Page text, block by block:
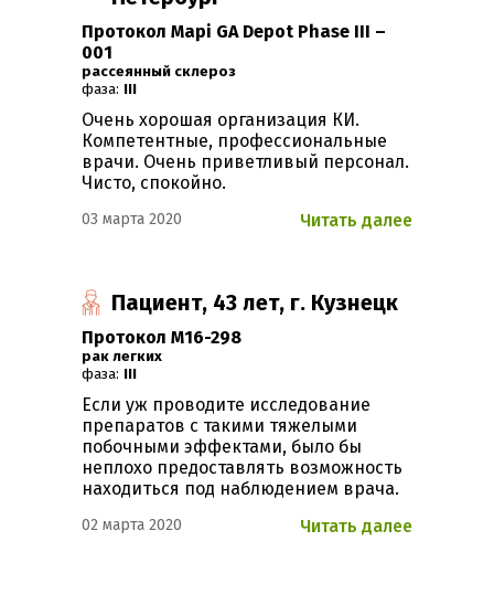
Протокол Mapi GA Depot Phase III –
001
Рассеянный склероз
фаза: III
Очень хорошая организация КИ.
Компетентные, профессиональные
врачи. Очень приветливый персонал.
Чисто, спокойно.
Читать далее
03 марта 2020
Пациент, 43 лет, г. Кузнецк
Протокол М16-298
Рак легких
фаза: III
Если уж проводите исследование
препаратов с такими тяжелыми
побочными эффектами, было бы
неплохо предоставлять возможность
находиться под наблюдением врача.
Читать далее
02 марта 2020